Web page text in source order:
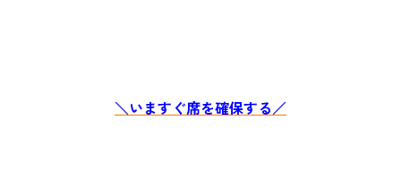
＼いますぐ席を確保する／